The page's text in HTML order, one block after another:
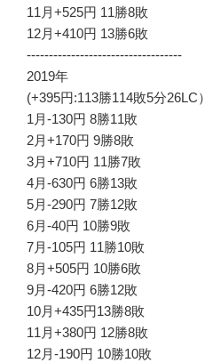
11月+525円 11勝8敗
12月+410円 13勝6敗
-----------------------------------
2019年
(+395円:113勝114敗5分26LC）
1月-130円 8勝11敗
2月+170円 9勝8敗
3月+710円 11勝7敗
4月-630円 6勝13敗
5月-290円 7勝12敗
6月-40円 10勝9敗
7月-105円 11勝10敗
8月+505円 10勝6敗
9月-420円 6勝12敗
10月+435円13勝8敗
11月+380円 12勝8敗
12月-190円 10勝10敗